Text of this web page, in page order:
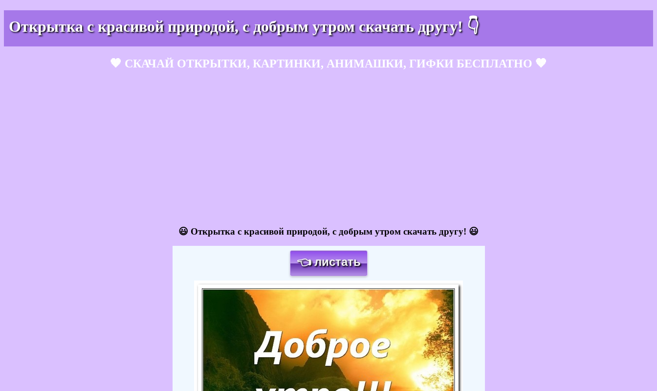
Открытка с красивой природой, с добрым утром скачать другу! 👇
🧡 СКАЧАЙ ОТКРЫТКИ, КАРТИНКИ, АНИМАШКИ, ГИФКИ БЕСПЛАТНО 🧡
😃 Открытка с красивой природой, с добрым утром скачать другу! 😃
👈 листать
Загрузка картинки...